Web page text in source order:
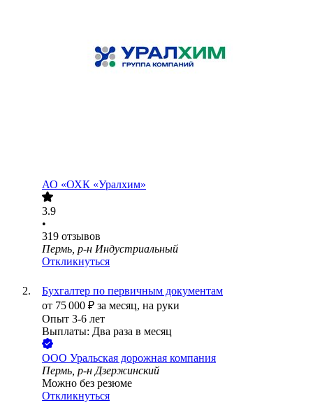
АО «ОХК «Уралхим»
3.9
•
319 отзывов
Пермь, р-н Индустриальный
Откликнуться
Бухгалтер по первичным документам
от 75 000 ₽ за месяц, на руки
Опыт 3-6 лет
Выплаты: Два раза в месяц
ООО Уральская дорожная компания
Пермь, р-н Дзержинский
Можно без резюме
Откликнуться